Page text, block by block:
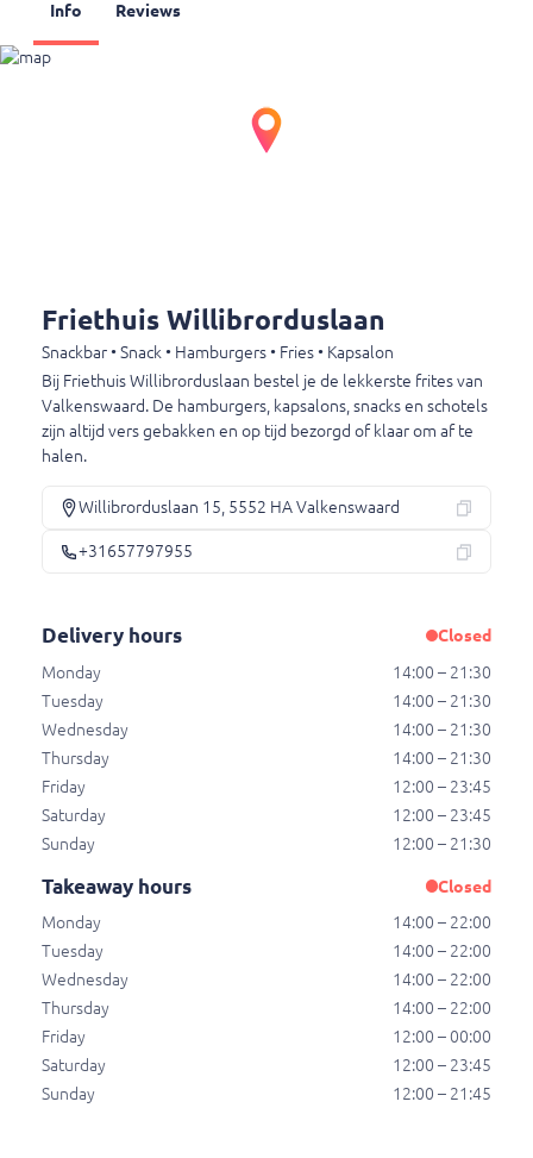
Kaasstengel
Discodel
Discodel
€ 3,15
Mini loempia's
€ 3,50
Bourgondische kroket
Bourgondische kroket
€ 3,50
Saté van het huis
Saté van het huis
€ 7,95
Hamburgers
Hamburgers
Kipburger
Kipburger
Info Reviews
Friethuis Willibrorduslaan
Snackbar • Snack • Hamburgers • Fries • Kapsalon
Bij Friethuis Willibrorduslaan bestel je de lekkerste frites van
Valkenswaard. De hamburgers, kapsalons, snacks en schotels
zijn altijd vers gebakken en op tijd bezorgd of klaar om af te
halen.
Willibrorduslaan 15, 5552 HA Valkenswaard
+31657797955
Delivery hours
Closed
Monday
14:00 – 21:30
Tuesday
14:00 – 21:30
Wednesday
14:00 – 21:30
Thursday
14:00 – 21:30
Friday
12:00 – 23:45
Saturday
12:00 – 23:45
Sunday
12:00 – 21:30
Takeaway hours
Closed
Monday
14:00 – 22:00
Tuesday
14:00 – 22:00
Wednesday
14:00 – 22:00
Thursday
14:00 – 22:00
Friday
12:00 – 00:00
Saturday
12:00 – 23:45
Sunday
12:00 – 21:45